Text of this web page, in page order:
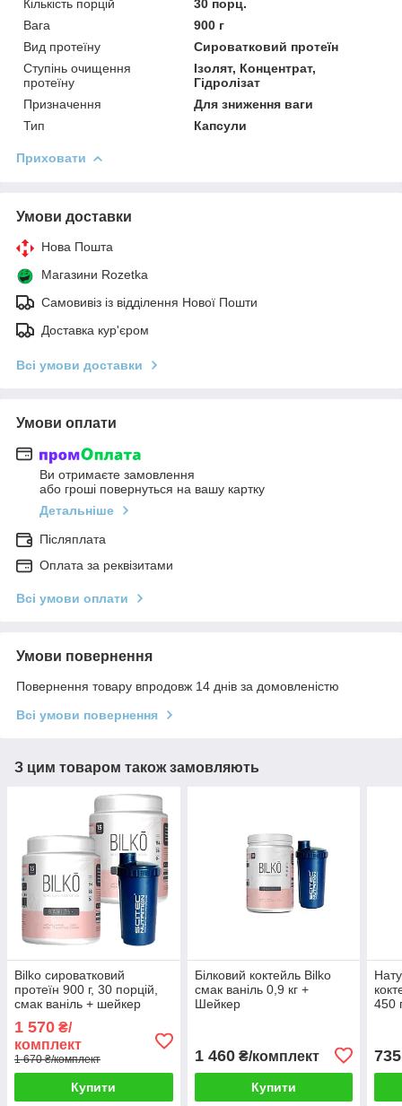
Кількість порцій
30 порц.
Вага
900 г
Вид протеїну
Сироватковий протеїн
Ступінь очищення
протеїну
Ізолят, Концентрат,
Гідролізат
Призначення
Для зниження ваги
Тип
Капсули
Приховати
Умови доставки
Нова Пошта
Магазини Rozetka
Самовивіз із відділення Нової Пошти
Доставка кур'єром
Всі умови доставки
Умови оплати
Ви отримаєте замовлення
або гроші повернуться на вашу картку
Детальніше
Післяплата
Оплата за реквізитами
Всі умови оплати
Умови повернення
Повернення товару впродовж 14 днів за домовленістю
Всі умови повернення
З цим товаром також замовляють
Bilko сироватковий
протеїн 900 г, 30 порцій,
смак ваніль + шейкер
1 570 ₴/
комплект
1 670 ₴/комплект
Купити
Білковий коктейль Bilko
смак ваніль 0,9 кг +
Шейкер
1 460₴/комплект
Купити
450
735